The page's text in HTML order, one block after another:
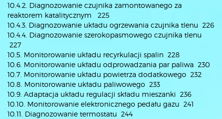
10.4.2. Diagnozowanie czujnika zamontowanego za
reaktorem katalitycznym 225
10.4.3. Diagnozowanie układu ogrzewania czujnika tlenu 226
10.4.4. Diagnozowanie szerokopasmowego czujnika tlenu
227
10.5. Monitorowanie układu recyrkulacji spalin 228
10.6. Monitorowanie układu odprowadzania par paliwa 230
10.7. Monitorowanie układu powietrza dodatkowego 232
10.8. Monitorowanie układu paliwowego 233
10.9. Adaptacja układu regulacji składu mieszanki 236
10.10. Monitorowanie elektronicznego pedału gazu 241
10.11. Diagnozowanie termostatu 244